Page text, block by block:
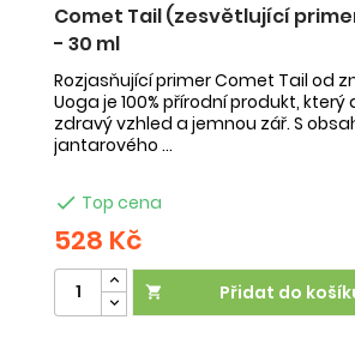
Comet Tail (zesvětlující
- 30 ml
Rozjasňující primer Comet Tail od
Uoga je 100% přírodní produkt,
zdravý vzhled a jemnou zář. S
jantarového ...
 Top cena
528 Kč
 Přidat do